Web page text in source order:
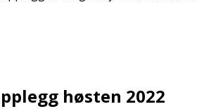
høsten 2022